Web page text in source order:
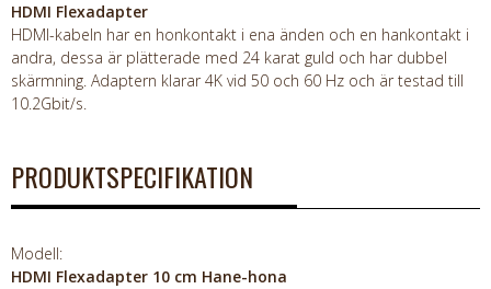
HDMI Flexadapter
HDMI-kabeln har en honkontakt i ena änden och en hankontakt i
andra, dessa är plätterade med 24 karat guld och har dubbel
skärmning. Adaptern klarar 4K vid 50 och 60 Hz och är testad till
10.2Gbit/s.
PRODUKTSPECIFIKATION
Modell:
HDMI Flexadapter 10 cm Hane-hona